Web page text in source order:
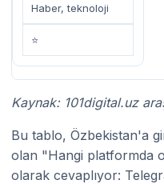
Haber, teknoloji
⭐
Kaynak: 101digital.uz
Bu tablo, Özbekistan'a
olan "Hangi platformda
olarak cevaplıyor: